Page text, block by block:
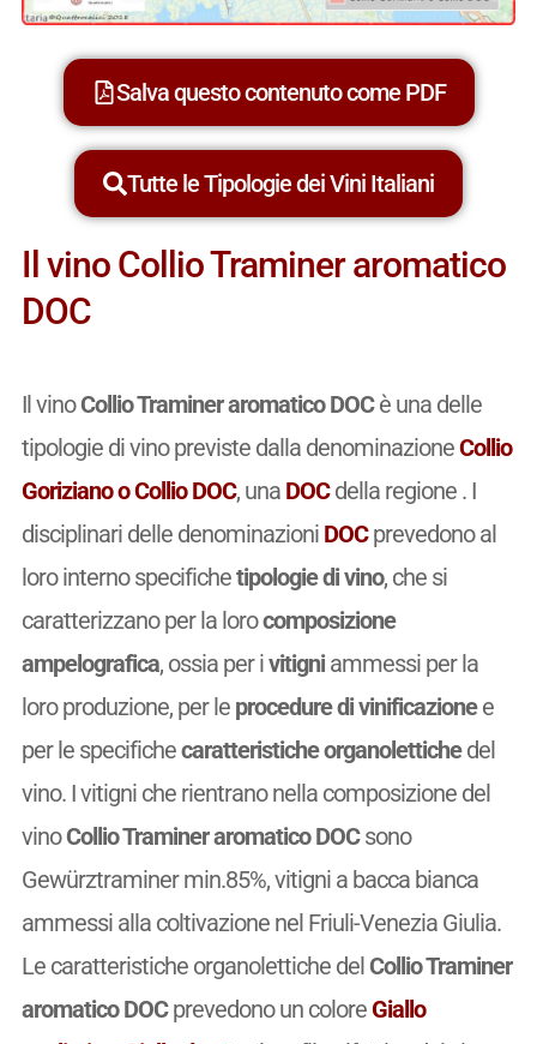
Salva questo contenuto come PDF
Tutte le Tipologie dei Vini Italiani
Il vino Collio Traminer aromatico
DOC
Il vinoCollio Traminer aromatico DOCè una delle
tipologie di vino previste dalla denominazioneCollio
Goriziano o Collio DOC, una DOCdella regione . I
disciplinari delle denominazioni DOCprevedono al
loro interno specifichetipologie di vino, che si
caratterizzano per la lorocomposizione
ampelografica, ossia per ivitigniammessi per la
loro produzione, per le procedure di vinificazionee
per le specifichecaratteristiche organolettichedel
vino. I vitigni che rientrano nella composizione del
vinoCollio Traminer aromatico DOCsono
Gewürztraminer min.85%, vitigni a bacca bianca
ammessi alla coltivazione nel Friuli-Venezia Giulia.
Le caratteristiche organolettiche delCollio Traminer
aromatico DOCprevedono un colore Giallo